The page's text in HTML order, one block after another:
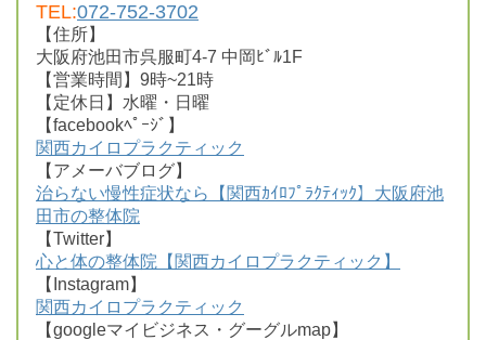
TEL:072-752-3702
【住所】
大阪府池田市呉服町4-7 中岡ﾋﾞﾙ1F
【営業時間】9時~21時
【定休日】水曜・日曜
【facebookﾍﾟｰｼﾞ】
関西カイロプラクティック
【アメーバブログ】
治らない慢性症状なら【関西ｶｲﾛﾌﾟﾗｸﾃｨｯｸ】大阪府池
田市の整体院
【Twitter】
心と体の整体院【関西カイロプラクティック】
【Instagram】
関西カイロプラクティック
【googleマイビジネス・グーグルmap】